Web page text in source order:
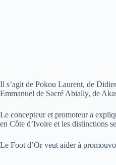
Il s’agit de Pokou Laurent, de
Emmanuel de Sacré Abially, de
Le concepteur et promoteur a
en Côte d’Ivoire et les distinctions
Le Foot d’Or veut aider à